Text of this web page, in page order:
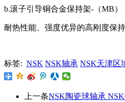
b.滚子引导铜合金保持架-（MB）
耐热性能、强度优异的高刚度保
标签: NSK NSK轴承 NSK天津区
上一条NSK陶瓷球轴承